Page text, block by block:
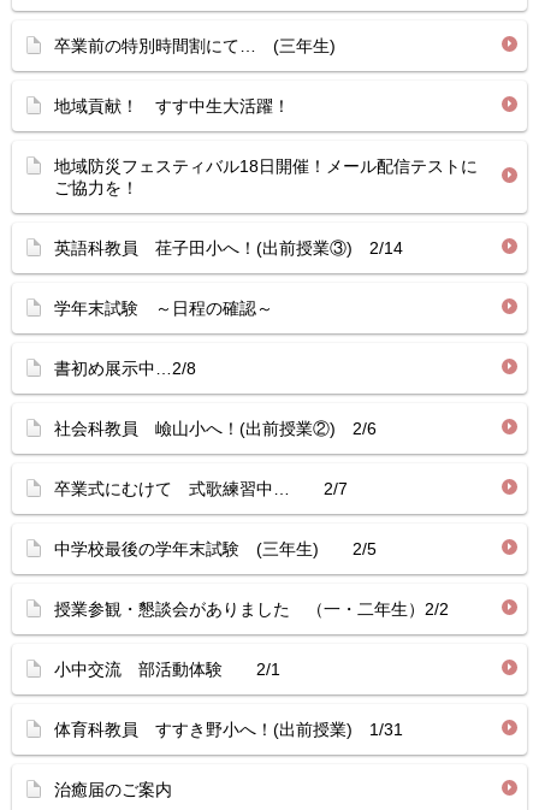
卒業前の特別時間割にて… (三年生)
地域貢献！ すす中生大活躍！
地域防災フェスティバル18日開催！メール配信テストに
ご協力を！
英語科教員 荏子田小へ！(出前授業③) 2/14
学年末試験 ～日程の確認～
書初め展示中…2/8
社会科教員 嶮山小へ！(出前授業②) 2/6
卒業式にむけて 式歌練習中… 2/7
中学校最後の学年末試験 (三年生) 2/5
授業参観・懇談会がありました （一・二年生）2/2
小中交流 部活動体験 2/1
体育科教員 すすき野小へ！(出前授業) 1/31
治癒届のご案内